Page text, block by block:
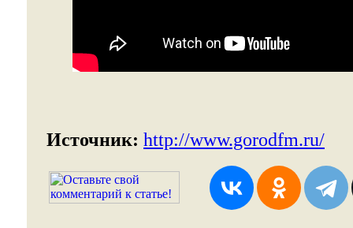
Источник: http://www.gorodfm.ru/